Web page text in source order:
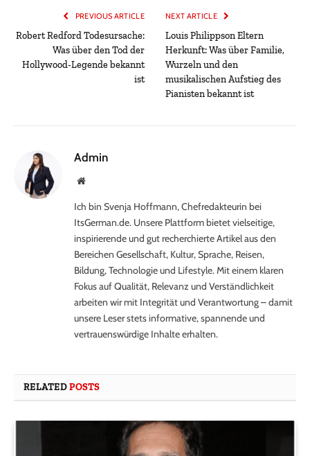
PREVIOUS ARTICLE
Robert Redford Todesursache:
Was über den Tod der
Hollywood-Legende bekannt
ist
NEXT ARTICLE
Louis Philippson Eltern
Herkunft: Was über Familie,
Wurzeln und den
musikalischen Aufstieg des
Pianisten bekannt ist
Admin
Website
Ich bin Svenja Hoffmann, Chefredakteurin bei
ItsGerman.de. Unsere Plattform bietet vielseitige,
inspirierende und gut recherchierte Artikel aus den
Bereichen Gesellschaft, Kultur, Sprache, Reisen,
Bildung, Technologie und Lifestyle. Mit einem klaren
Fokus auf Qualität, Relevanz und Verständlichkeit
arbeiten wir mit Integrität und Verantwortung – damit
unsere Leser stets informative, spannende und
vertrauenswürdige Inhalte erhalten.
RELATEDPOSTS